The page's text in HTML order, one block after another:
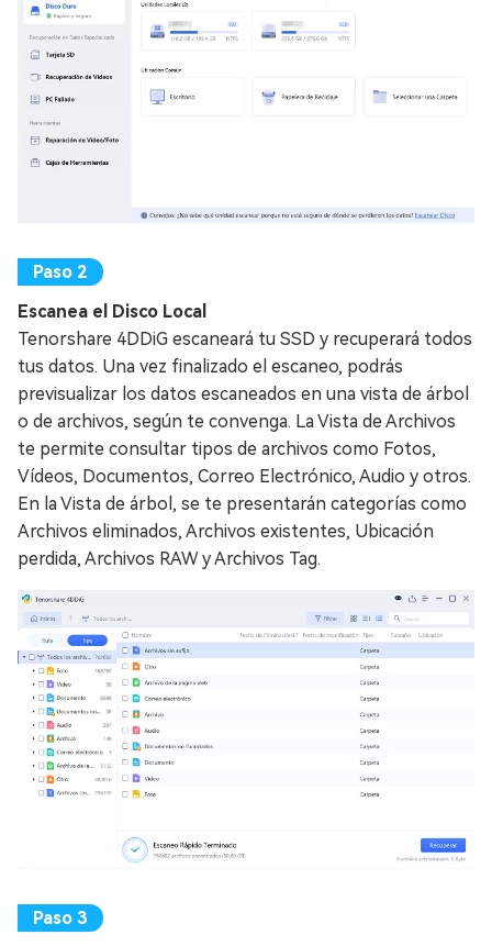
Escanea el Disco Local
Tenorshare 4DDiG escaneará tu SSD y recuperará todos
tus datos. Una vez finalizado el escaneo, podrás
previsualizar los datos escaneados en una vista de árbol
o de archivos, según te convenga. La Vista de Archivos
te permite consultar tipos de archivos como Fotos,
Vídeos, Documentos, Correo Electrónico, Audio y otros.
En la Vista de árbol, se te presentarán categorías como
Archivos eliminados, Archivos existentes, Ubicación
perdida, Archivos RAW y Archivos Tag.